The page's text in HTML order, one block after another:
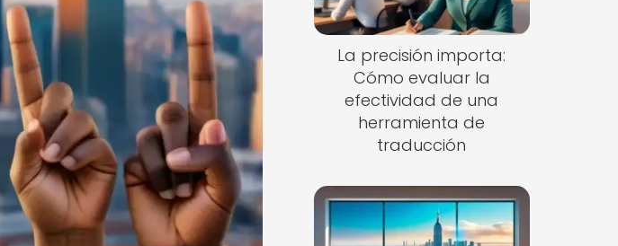
La precisión importa:
Cómo evaluar la
efectividad de una
herramienta de
traducción